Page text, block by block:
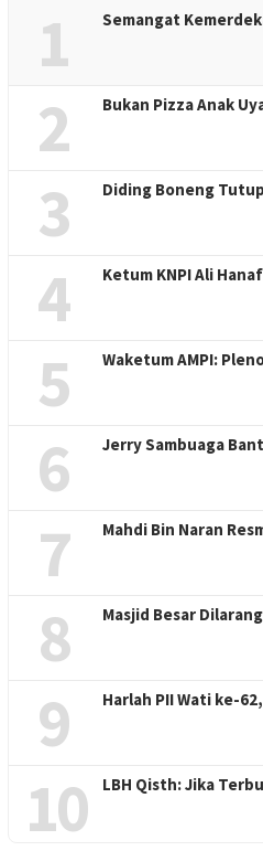
1 Semangat
2 Bukan Pizza Anak
3 Diding Boneng
4 Ketum KNPI Ali
5 Waketum AMPI:
6 Jerry Sambuaga
7 Mahdi Bin Naran
8 Masjid Besar
9 Harlah PII Wati ke-
10 LBH Qisth: Jika